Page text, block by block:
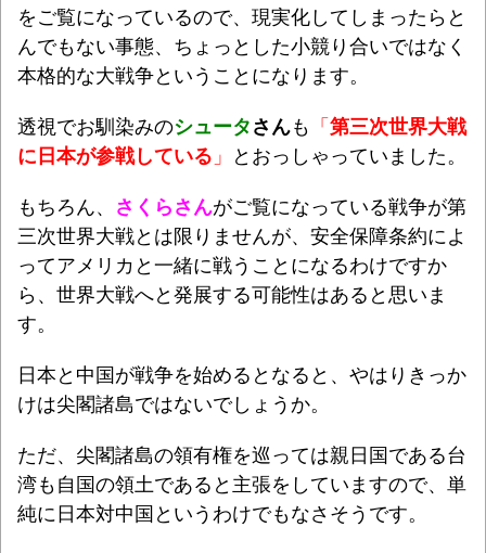
をご覧になっているので、現実化してしまったらと
んでもない事態、ちょっとした小競り合いではなく
本格的な大戦争ということになります。
透視でお馴染みのシュータ さんも 「 第三次世界大戦
に日本が参戦している 」 とおっしゃっていました。
もちろん、 さくらさんがご覧になっている戦争が第
三次世界大戦とは限りませんが、安全保障条約によ
ってアメリカと一緒に戦うことになるわけですか
ら、世界大戦へと発展する可能性はあると思いま
す。
日本と中国が戦争を始めるとなると、やはりきっか
けは尖閣諸島ではないでしょうか。
ただ、尖閣諸島の領有権を巡っては親日国である台
湾も自国の領土であると主張をしていますので、単
純に日本対中国というわけでもなさそうです。